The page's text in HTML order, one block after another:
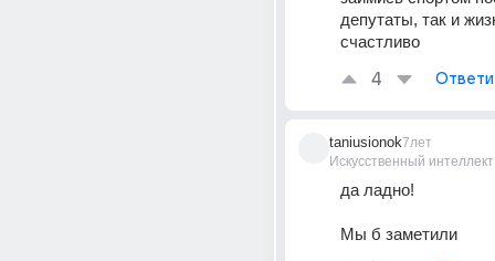
депутаты, так и
счастливо
4
taniusionok
Искусственный интеллект
7лет
да ладно!
Мы б заметили